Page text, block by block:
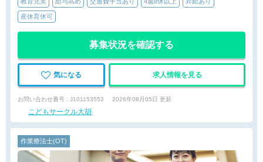
産休育休可
募集状況を確認する
気になる 求人情報を見る
お問い合わせ番号 : J101153553 2026年08月05日 更新
こどもサークル大胡
作業療法士(OT)